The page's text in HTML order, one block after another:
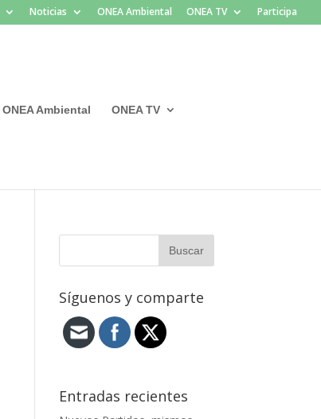
Noticias ONEA Ambiental ONEA TV Participa
ONEA Ambiental ONEA TV
Síguenos y comparte
Entradas recientes